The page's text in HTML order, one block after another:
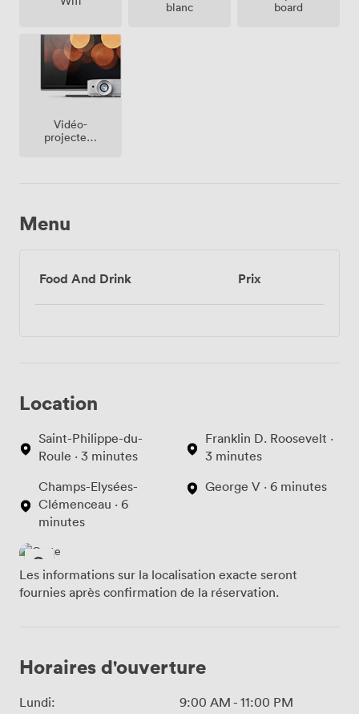
blanc
board
Vidéo-
projecteur
Menu
Food And Drink Prix
Location
Saint-Philippe-du-
Roule · 3 minutes
Champs-Elysées-
Clémenceau · 6
minutes
Franklin D. Roosevelt ·
3 minutes
George V · 6 minutes
Les informations sur la localisation exacte seront
fournies après confirmation de la réservation.
Horaires d'ouverture
Lundi: 9:00 AM - 11:00 PM